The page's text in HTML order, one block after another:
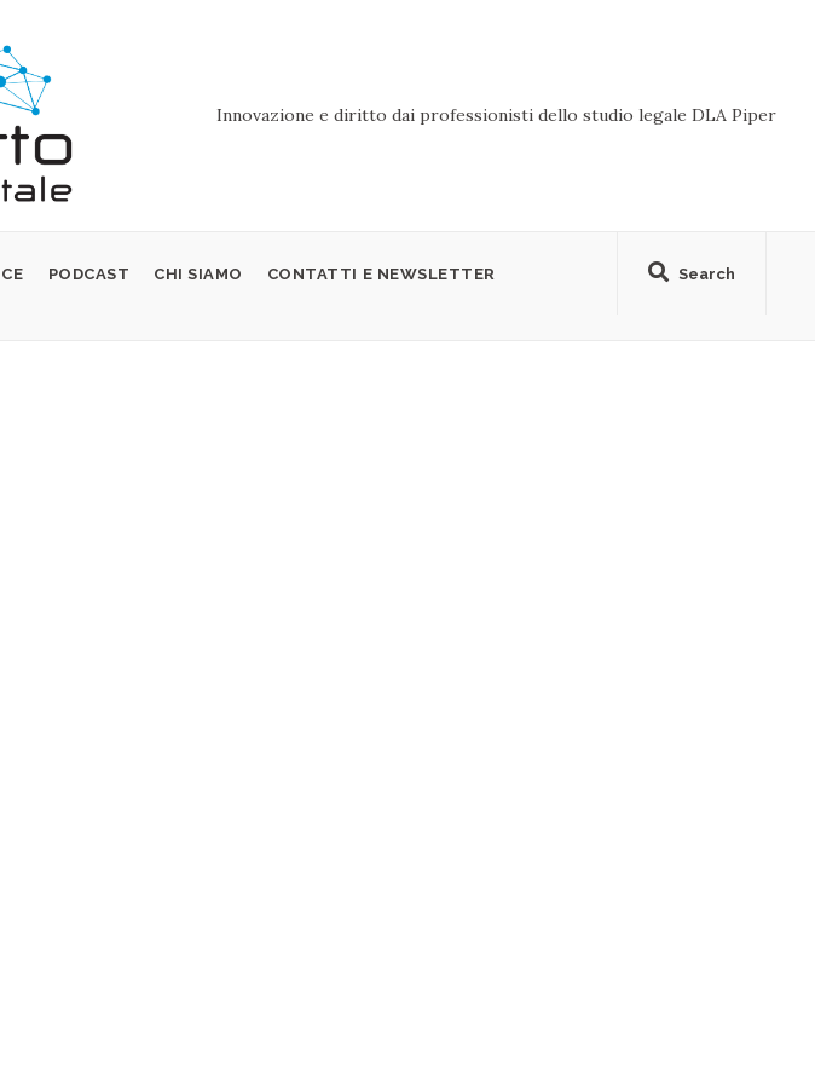
Innovazione e diritto dai professionisti dello studio legale DLA Piper
Search
PODCAST CHI SIAMO CONTATTI E NEWSLETTER